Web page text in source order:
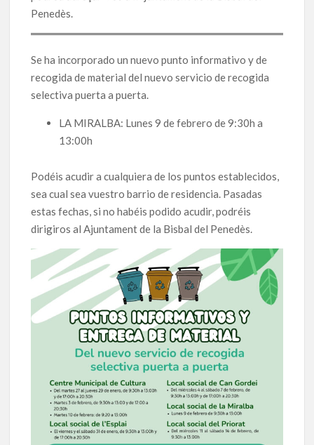
Penedès.
Se ha incorporado un nuevo punto informativo y de
recogida de material del nuevo servicio de recogida
selectiva puerta a puerta.
LA MIRALBA: Lunes 9 de febrero de 9:30h a
13:00h
Podéis acudir a cualquiera de los puntos establecidos,
sea cual sea vuestro barrio de residencia. Pasadas
estas fechas, si no habéis podido acudir, podréis
dirigiros al Ajuntament de la Bisbal del Penedès.